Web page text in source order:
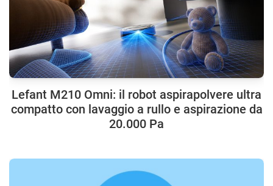
Lefant M210 Omni: il robot aspirapolvere ultra
compatto con lavaggio a rullo e aspirazione da
20.000 Pa